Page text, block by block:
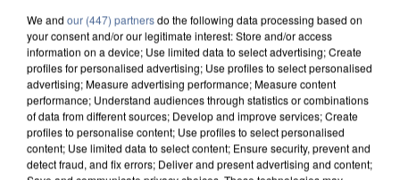
We and our (447) partnersdo the following data processing based on
your consent and/or our legitimate interest: Store and/or access
information on a device; Use limited data to select advertising; Create
profiles for personalised advertising; Use profiles to select personalised
advertising; Measure advertising performance; Measure content
performance; Understand audiences through statistics or combinations
of data from different sources; Develop and improve services; Create
profiles to personalise content; Use profiles to select personalised
content; Use limited data to select content; Ensure security, prevent and
detect fraud, and fix errors; Deliver and present advertising and content;